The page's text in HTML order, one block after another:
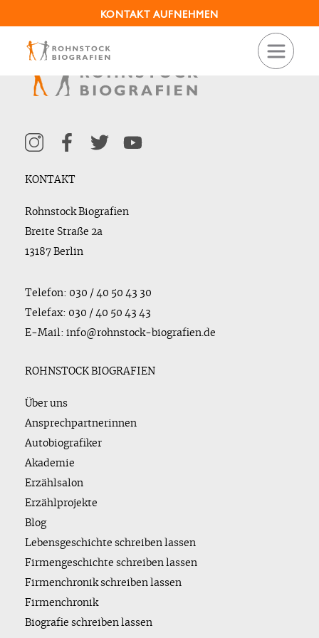
KONTAKT AUFNEHMEN
KONTAKT
Rohnstock Biografien
Breite Straße 2a
13187 Berlin
Telefon: 030 / 40 50 43 30
Telefax: 030 / 40 50 43 43
E-Mail: info@rohnstock-biografien.de
ROHNSTOCK BIOGRAFIEN
Über uns
Ansprechpartnerinnen
Autobiografiker
Akademie
Erzählsalon
Erzählprojekte
Blog
Lebensgeschichte schreiben lassen
Firmengeschichte schreiben lassen
Firmenchronik schreiben lassen
Firmenchronik
Biografie schreiben lassen